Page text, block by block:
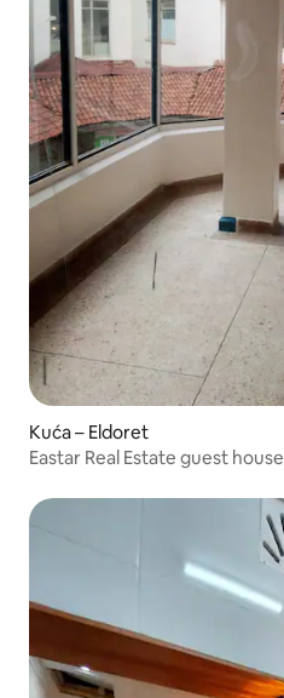
Kuća – Eldoret
Eastar Real Estate guest house